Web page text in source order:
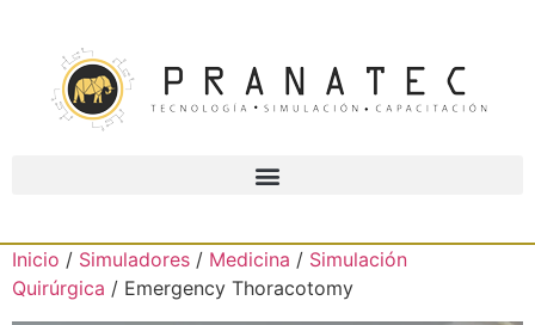
Inicio / Simuladores / Medicina / Simulación
Quirúrgica / Emergency Thoracotomy